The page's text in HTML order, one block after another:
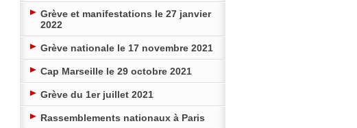
Grève et manifestations le 27 janvier
2022
Grève nationale le 17 novembre 2021
Cap Marseille le 29 octobre 2021
Grève du 1er juillet 2021
Rassemblements nationaux à Paris